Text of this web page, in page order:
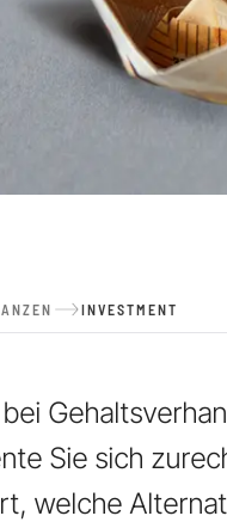
INVESTMENT
Sie sich
welche